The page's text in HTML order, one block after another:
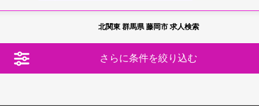
北関東 群馬県 藤岡市 求人検索
さらに条件を絞り込む